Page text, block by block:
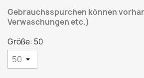
Gebrauchsspurchen können
Verwaschungen etc.)
Größe: 50